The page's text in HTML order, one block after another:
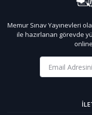
Memur Sınav Yayınevleri
ile hazırlanan görevde